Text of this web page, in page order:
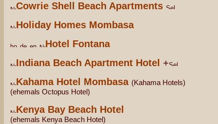
Cowrie Shell Beach Apartments
Holiday Homes Mombasa
Hotel Fontana
Indiana Beach Apartment Hotel +
Kahama Hotel Mombasa (Kahama Hotels)
(ehemals Octopus Hotel)
Kenya Bay Beach Hotel
(ehemals Kenya Beach Hotel)